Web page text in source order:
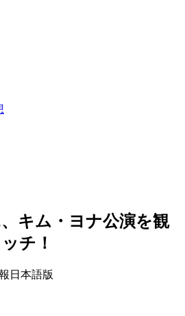
キム・ヨナ公演を観
チ！
日本語版